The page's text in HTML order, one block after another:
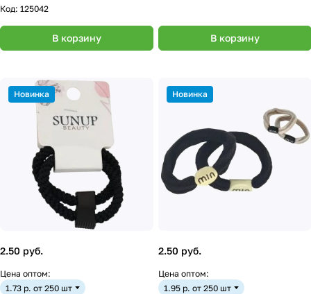
Код: 125042
В корзину В корзину
Новинка
2.50 руб.
Цена оптом:
1.73 р. от 250 шт
Новинка
2.50 руб.
Цена оптом:
1.95 р. от 250 шт